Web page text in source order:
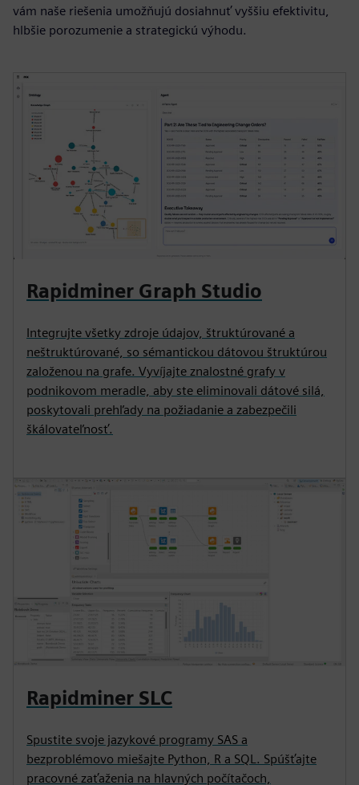
vám naše riešenia umožňujú dosiahnuť vyššiu efektivitu,
hlbšie porozumenie a strategickú výhodu.
Rapidminer Graph Studio
Integrujte všetky zdroje údajov, štruktúrované a
neštruktúrované, so sémantickou dátovou štruktúrou
založenou na grafe. Vyvíjajte znalostné grafy v
podnikovom meradle, aby ste eliminovali dátové silá,
poskytovali prehľady na požiadanie a zabezpečili
škálovateľnosť.
Rapidminer SLC
Spustite svoje jazykové programy SAS a
bezproblémovo miešajte Python, R a SQL. Spúšťajte
pracovné zaťaženia na hlavných počítačoch,